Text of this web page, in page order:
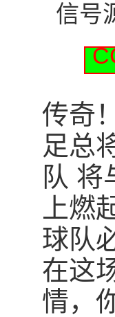
信号
传奇
足总
队 将
上燃
球队
在这
情，